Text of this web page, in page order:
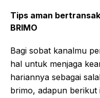
Tips aman
BRIMO
Bagi sobat kanalmu
hal untuk menjaga
hariannya sebagai
brimo, adapun